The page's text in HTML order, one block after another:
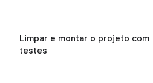
Limpar e montar o projeto com
testes